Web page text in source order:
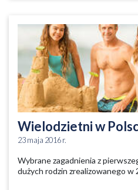
Wielodzietni w
23 maja 2016 r.
Wybrane zagadnienia z
dużych rodzin zrealizowanego w